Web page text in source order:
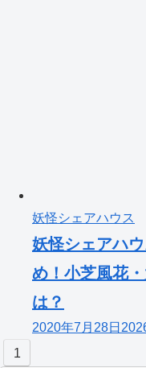
妖怪シェアハウス
妖怪シェアハ
め！小芝風花
は？
2020年7月28日
1